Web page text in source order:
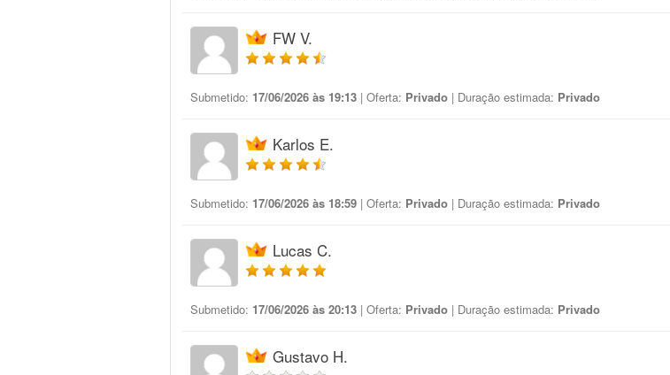
FW V.
Submetido: 17/06/2026 às 19:13 | Oferta: Privado | Duração estimada: Privado
Karlos E.
Submetido: 17/06/2026 às 18:59 | Oferta: Privado | Duração estimada: Privado
Lucas C.
Submetido: 17/06/2026 às 20:13 | Oferta: Privado | Duração estimada: Privado
Gustavo H.